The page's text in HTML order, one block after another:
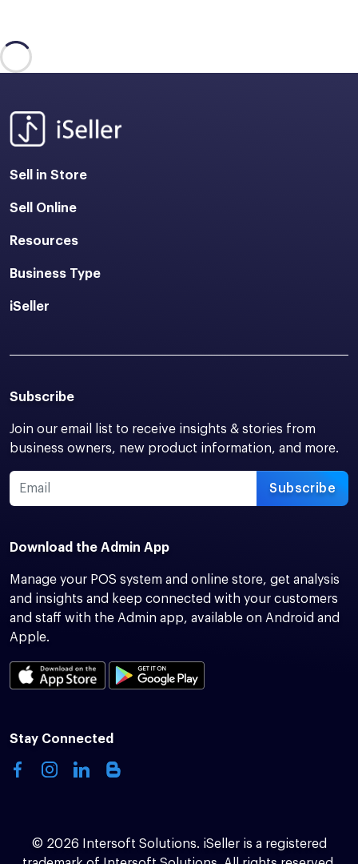
Sell in Store
Sell Online
Resources
Business Type
iSeller
Subscribe
Join our email list to receive insights & stories from
business owners, new product information, and more.
Subscribe
Download the Admin App
Manage your POS system and online store, get analysis
and insights and keep connected with your customers
and staff with the Admin app, available on Android and
Apple.
Stay Connected
© 2026 Intersoft Solutions. iSeller is a registered